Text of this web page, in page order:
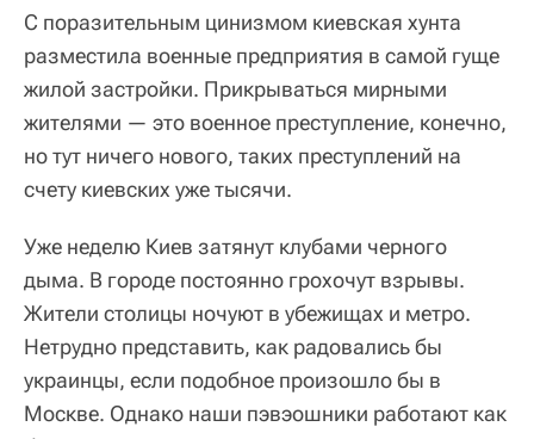
С поразительным цинизмом киевская хунта
разместила военные предприятия в самой гуще
жилой застройки. Прикрываться мирными
жителями — это военное преступление, конечно,
но тут ничего нового, таких преступлений на
счету киевских уже тысячи.
Уже неделю Киев затянут клубами черного
дыма. В городе постоянно грохочут взрывы.
Жители столицы ночуют в убежищах и метро.
Нетрудно представить, как радовались бы
украинцы, если подобное произошло бы в
Москве. Однако наши пэвэошники работают как